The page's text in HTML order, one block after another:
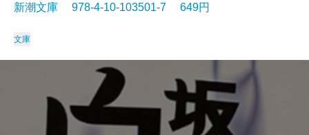
新潮文庫 978-4-10-103501-7 649円
文庫